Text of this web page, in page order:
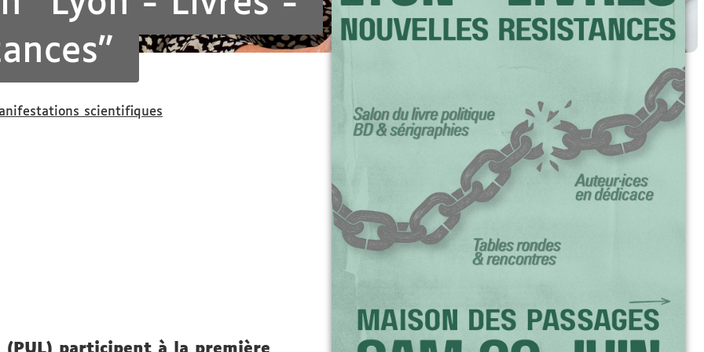
scientifiques
(PUL) participent à la première